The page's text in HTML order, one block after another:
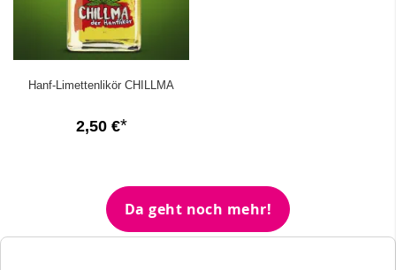
Hanf-Limettenlikör CHILLMA
2,50 €
Da geht noch mehr!